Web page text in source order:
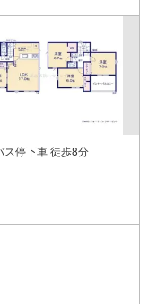
ス停下車 徒歩8分